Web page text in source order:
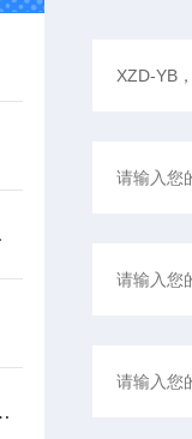
的
转速监测带来革新